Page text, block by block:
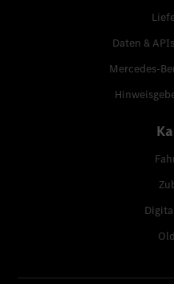
Daten &
Mercedes-